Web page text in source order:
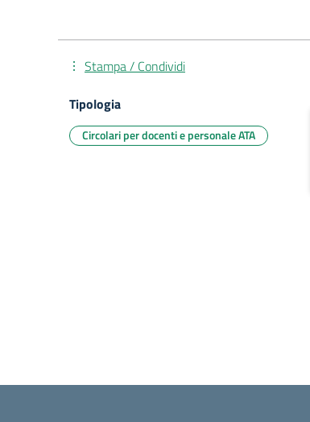
Stampa / Condividi
Tipologia
Circolari per docenti e personale ATA